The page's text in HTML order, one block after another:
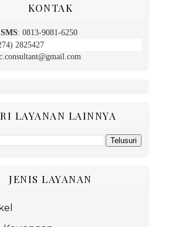
KONTAK
: 0813-9081-6250
2825427
LAYANAN LAINNYA
JENIS LAYANAN